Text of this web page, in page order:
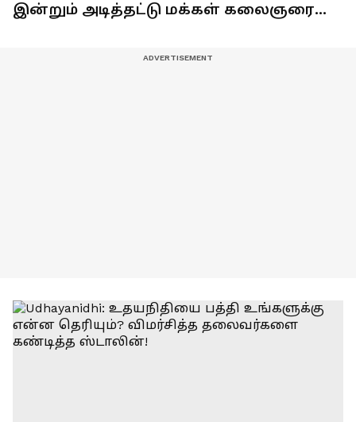
இன்றும் அடித்தட்டு மக்கள் கலைஞரை